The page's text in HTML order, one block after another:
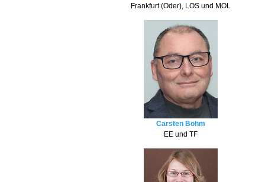
Frankfurt (Oder), LOS und MOL
Carsten Böhm
EE und TF